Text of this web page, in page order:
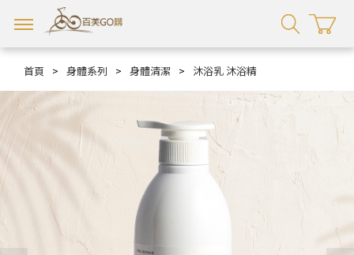
首頁 > 身體系列 > 身體清潔 > 沐浴乳 沐浴精